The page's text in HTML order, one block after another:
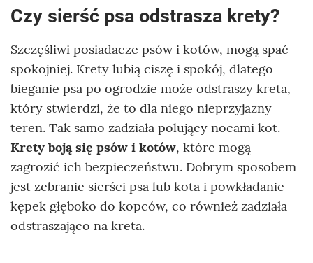
Czy sierść psa odstrasza krety?
Szczęśliwi posiadacze psów i kotów, mogą spać
spokojniej. Krety lubią ciszę i spokój, dlatego
bieganie psa po ogrodzie może odstraszy kreta,
który stwierdzi, że to dla niego nieprzyjazny
teren. Tak samo zadziała polujący nocami kot.
Krety boją się psów i kotów, które mogą
zagrozić ich bezpieczeństwu. Dobrym sposobem
jest zebranie sierści psa lub kota i powkładanie
kępek głęboko do kopców, co również zadziała
odstraszająco na kreta.